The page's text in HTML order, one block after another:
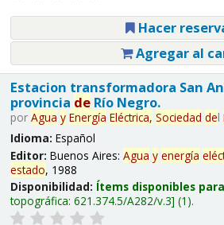
Hacer
Agregar al
Estacion transformadora San
provincia deRío Negro.
por Agua y Energía Eléctrica, Sociedad del
Idioma: Español
Editor: Buenos Aires: Agua y energía
estado, 1988
Disponibilidad: Ítems disponibles
topográfica: 621.374.5/A282/v.3 (1).